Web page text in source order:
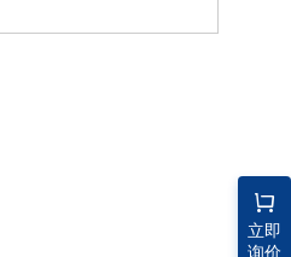
立即
询价